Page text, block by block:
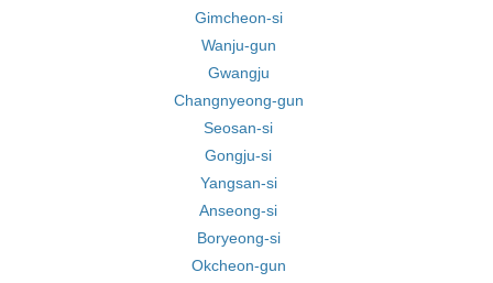
Gimcheon-si
Wanju-gun
Gwangju
Changnyeong-gun
Seosan-si
Gongju-si
Yangsan-si
Anseong-si
Boryeong-si
Okcheon-gun